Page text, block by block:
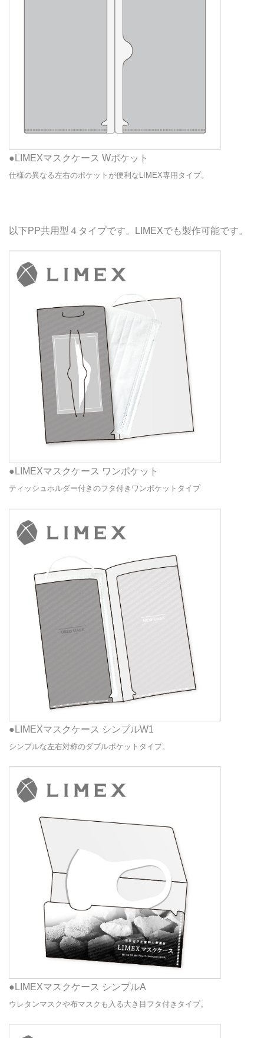
●LIMEXマスクケース Wポケット
仕様の異なる左右のポケットが便利なLIMEX専用タイプ。
以下PP共用型４タイプです。LIMEXでも製作可能です。
●LIMEXマスクケース ワンポケット
ティッシュホルダー付きのフタ付きワンポケットタイプ
●LIMEXマスクケース シンプルW1
シンプルな左右対称のダブルポケットタイプ。
●LIMEXマスクケース シンプルA
ウレタンマスクや布マスクも入る大き目フタ付きタイプ。